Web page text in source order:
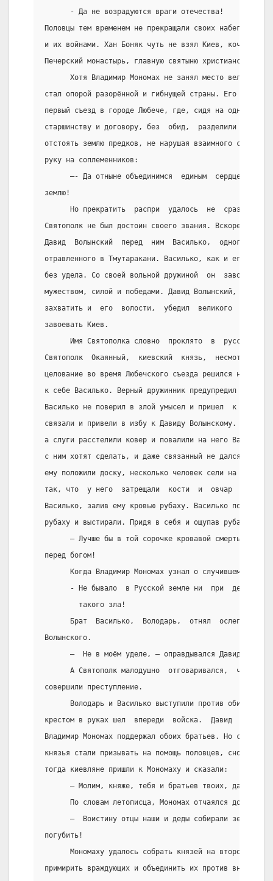
      - Да не возрадуются враги отечества!
Половцы тем временем не прекращали своих набегов,
и их войнами. Хан Боняк чуть не взял Киев, кочевники
Печерский монастырь, главную святыню христианской
Хотя Владимир Мономах не занял место великого
стал опорой разорённой и гибнущей страны. Его
первый съезд в городе Любече, где, сидя на одном
старшинству и договору, без  обид,  разделили
отстоять землю предков, не нарушая взаимного
руку на соплеменников:
–- Да отныне объединимся  единым  сердцем  и
землю!
Но прекратить  распри  удалось  не  сразу.
Святополк не был достоин своего звания. Вскоре после
Давид  Волынский  перед  ним  Василько,  одного  из
отравленного в Тмутаракани. Василько, как и его
без удела. Со своей вольной дружиной  он  завоевал
мужеством, силой и победами. Давид Волынский, боясь,
захватить и  его  волости,  убедил  великого  князя,
завоевать Киев.
Имя Святополка словно  проклято  в  русской
Святополк  Окаянный,  киевский  князь,  несмотря  на
целование во время Любечского съезда решился на
к себе Василько. Верный дружинник предупредил
Василько не поверил в злой умысел и пришел  к
связали и привели в избу к Давиду Волынскому. Овчар
а слуги расстелили ковер и повалили на него
с ним хотят сделать, и даже связанный не дался
ему положили доску, несколько человек сели на неё,
так, что  у него  затрещали  кости  и  овчар  по
Василько, залив ему кровью рубаху. Василько потерял
рубаху и выстирали. Придя в себя и ощупав рубаху,
– Лучше бы в той сорочке кровавой смерть
перед богом!
Когда Владимир Мономах узнал о случившемся, то
- Не бывало  в Русской земле ни  при  дедах
        такого зла!
Брат  Василько,  Володарь,  отнял
Волынского.
      –  Не в моём уделе, – оправдывался Давид.
А Святополк малодушно  отговаривался,  что  не
совершили преступление.
Володарь и Василько выступили против
крестом в руках шел  впереди  войска.  Давид  и
Владимир Мономах поддержал обоих братьев. Но снова
князья стали призывать на помощь половцев, снова
тогда киевляне пришли к Мономаху и сказали:
– Молим, княже, тебя и братьев твоих, да не
      По словам летописца, Мономах отчаялся до слёз:
–  Воистину отцы наши и деды собирали землю
погубить!
Мономаху удалось собрать князей на второй
примирить враждующих и объединить их против внешних